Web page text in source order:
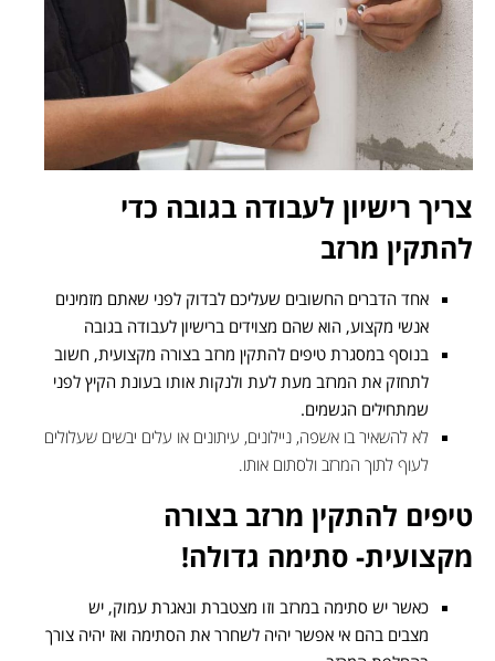
צריך רישיון לעבודה בגובה כדי
להתקין מרזב
אחד הדברים החשובים שעליכם לבדוק לפני שאתם מזמינים
אנשי מקצוע, הוא שהם מצוידים ברישיון לעבודה בגובה
בנוסף במסגרת טיפים להתקין מרזב בצורה מקצועית, חשוב
לתחזק את המרזב מעת לעת ולנקות אותו בעונת הקיץ לפני
שמתחילים הגשמים.
לא להשאיר בו אשפה, ניילונים, עיתונים או עלים יבשים שעלולים
לעוף לתוך המרזב ולסתום אותו.
טיפים להתקין מרזב בצורה
מקצועית- סתימה גדולה!
כאשר יש סתימה במרזב וזו מצטברת ונאגרת עמוק, יש
מצבים בהם אי אפשר יהיה לשחרר את הסתימה ואז יהיה צורך